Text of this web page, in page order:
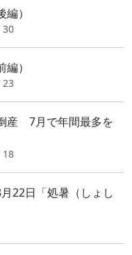
）
30
）
産 7月で年間最多を
18
22日「処暑（しょし